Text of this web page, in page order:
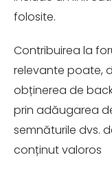
folosite.
Contribuirea la
relevante poate,
obținerea de
prin adăugarea
semnăturile dvs.
conținut valoros